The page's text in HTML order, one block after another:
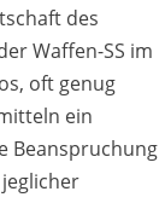
des
Waffen-SS im
oft genug
ein
Beanspruchung